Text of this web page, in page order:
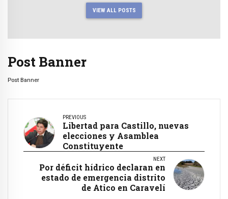
VIEW ALL POSTS
Post Banner
Post Banner
PREVIOUS
Libertad para Castillo, nuevas
elecciones y Asamblea
Constituyente
NEXT
Por déficit hídrico declaran en
estado de emergencia distrito
de Atico en Caravelí